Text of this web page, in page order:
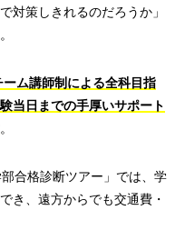
対策しきれるのだろうか」
ム講師制による全科目指
当日までの手厚いサポート
。
合格診断ツアー」では、学
き、遠方からでも交通費・